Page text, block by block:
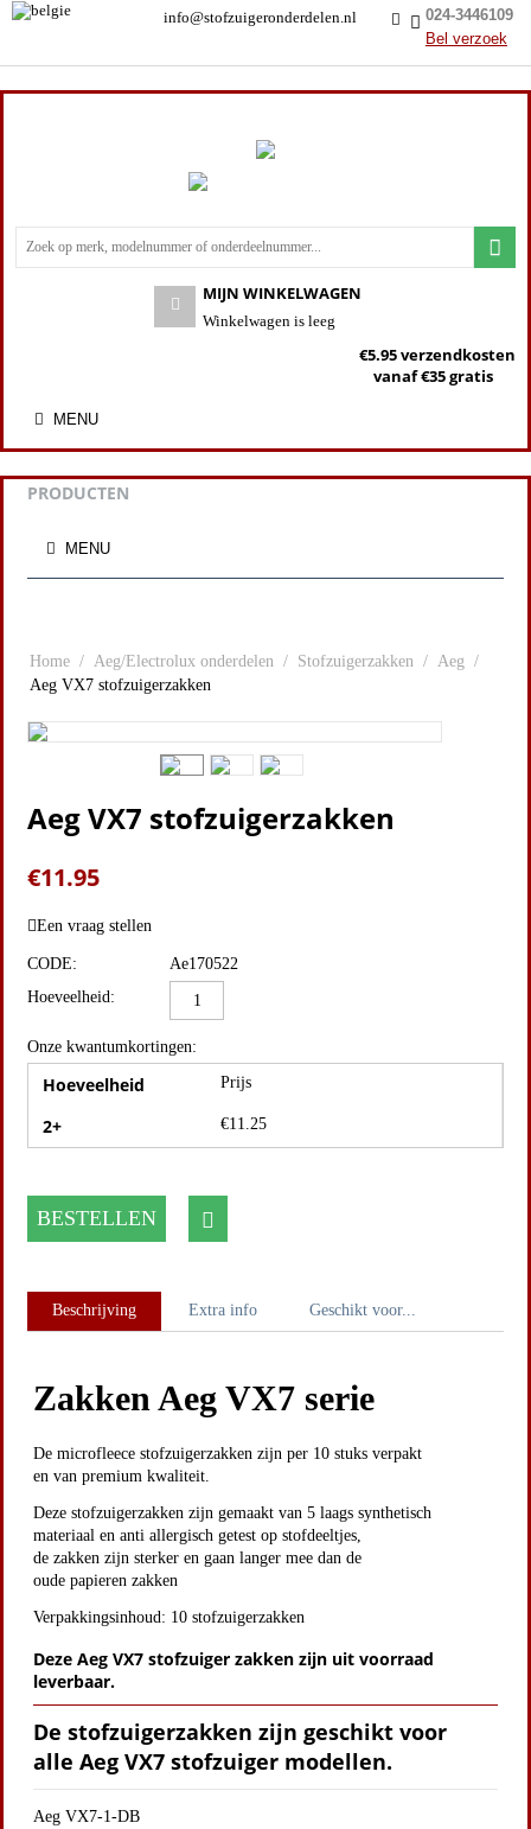
024-3446109
Bel verzoek
info@stofzuigeronderdelen.nl
MIJN WINKELWAGEN
Winkelwagen is leeg
€5.95 verzendkosten
vanaf €35 gratis
MENU
PRODUCTEN
MENU
Home / Aeg/Electrolux onderdelen / Stofzuigerzakken / Aeg /
Aeg VX7 stofzuigerzakken
Aeg VX7 stofzuigerzakken
€11.95
Een vraag stellen
CODE:
Ae170522
Hoeveelheid:
Onze kwantumkortingen:
Hoeveelheid Prijs
2+ €11.25
BESTELLEN
Beschrijving Extra info Geschikt voor...
Zakken Aeg VX7 serie
De microfleece stofzuigerzakken zijn per 10 stuks verpakt
en van premium kwaliteit.
Deze stofzuigerzakken zijn gemaakt van 5 laags synthetisch
materiaal en anti allergisch getest op stofdeeltjes,
de zakken zijn sterker en gaan langer mee dan de
oude papieren zakken
Verpakkingsinhoud: 10 stofzuigerzakken
Deze Aeg VX7 stofzuiger zakken zijn uit voorraad
leverbaar.
De stofzuigerzakken zijn geschikt voor
alle Aeg VX7 stofzuiger modellen.
Aeg VX7-1-DB